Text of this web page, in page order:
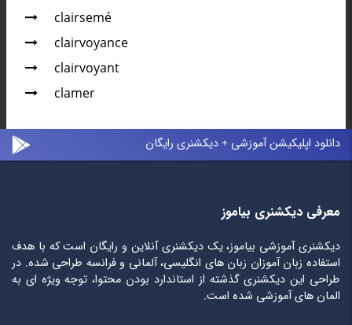
clairsemé
clairvoyance
clairvoyant
clamer
دانلود اپلیکیشن آموزشی + دیکشنری رایگان
معرفی دیکشنری بیاموز
دیکشنری آموزشی بیاموز، یک دیکشنری آنلاین و رایگان است که با هدف
استفاده زبان آموزان زبان های انگلیسی، آلمانی و فرانسه طراحی شده. در
طراحی این دیکشنری گذشته از استاندارد بودن محتوا، توجه ویژه ای به
المان های آموزشی شده است.